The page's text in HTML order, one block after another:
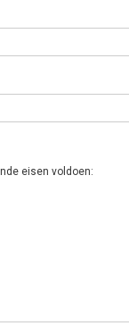
eisen voldoen: